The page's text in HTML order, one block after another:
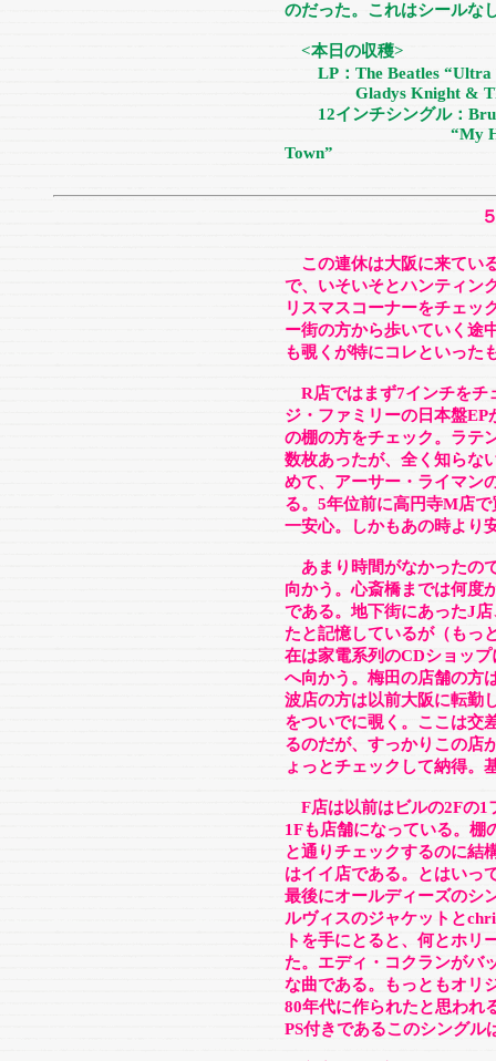
のだった。これはシールな
<本日の収穫>
LP：The Beatles “Ultra
Gladys Knight & The
12インチシングル：
“My Hometown/
Town”
この連休は大阪に来てい
で、いそいそとハンティン
リスマスコーナーをチェッ
ー街の方から歩いていく途
も覗くが特にコレといった
R店ではまず7インチをチ
ジ・ファミリーの日本盤
の棚の方をチェック。ラテ
数枚あったが、全く知らな
めて、アーサー・ライマン
る。5年位前に高円寺M店
一安心。しかもあの時より
あまり時間がなかったの
向かう。心斎橋までは何度
である。地下街にあったJ
たと記憶しているが（もっ
在は家電系列のCDショッ
へ向かう。梅田の店舗の方
波店の方は以前大阪に転勤
をついでに覗く。ここは交
るのだが、すっかりこの店
ょっとチェックして納得。
F店は以前はビルの2Fの1
1Fも店舗になっている。棚
と通りチェックするのに結
はイイ店である。とはいっ
最後にオールディーズのシ
ルヴィスのジャケットと
トを手にとると、何とホリ
た。エディ・コクランがバ
な曲である。もっともオリ
80年代に作られたと思われ
PS付きであるこのシングル